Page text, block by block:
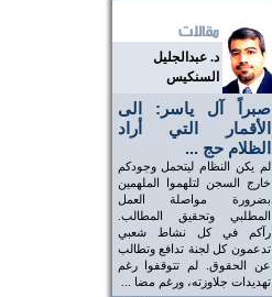
د. عبدالجليل
السنكيس
صبراً آل ياسر: الى
الأقمار التي أراد
الظلام حج ...
لم يكن النظام ليتحمل وجودكم
خارج السجن لتلهموا الملهمين
بضرورة مواصلة العمل
المطلبي وتحقيق المطالب.
رآكم في كل نشاط شعبي
تدعمون كل لجنة تدافع وتطالب
عن الحقوق. لم تتوقفوا رغم
تهديدات جلاوزته، ورغم مضا ...